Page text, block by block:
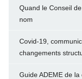
Quand le Conseil
nom
Covid-19,
changements
Guide ADEME de